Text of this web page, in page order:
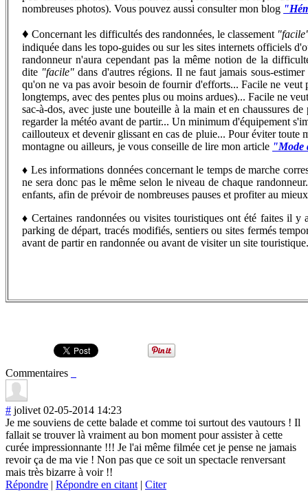
nombreuses photos). Vous pouvez aussi consulter mon blog
♦ Concernant les difficultés des randonnées, le classement
indiquée dans les topo-guides ou sur les sites internets officiels
randonneur n'aura cependant pas la même notion de la
dite "facile" dans d'autres régions. Il ne faut jamais sous-
qu'on ne va pas avoir besoin de fournir d'efforts... Facile ne
longtemps, avec des pentes plus ou moins ardues)... Facile ne
sac-à-dos, avec juste une bouteille à la main et en chaussures
regarder la météo avant de partir... Un minimum d'équipement
caillouteux et devenir glissant en cas de pluie... Pour éviter toute
montagne ou ailleurs, je vous conseille de lire mon article "Mode
♦ Les informations données concernant le temps de marche
ne sera donc pas le même selon le niveau de chaque
enfants, afin de prévoir de nombreuses pauses et profiter au
♦Certaines randonnées ou visites touristiques ont été faites il y
parking de départ, tracés modifiés, sentiers ou sites fermés
avant de partir en randonnée ou avant de visiter un site
Commentaires
# jolivet 02-05-2014 14:23
Je me souviens de cette balade et comme toi surtout des vautours ! Il
fallait se trouver là vraiment au bon moment pour assister à cette
curée impressionnante !!! Je l'ai même filmée cet je pense ne jamais
revoir ça de ma vie ! Non pas que ce soit un spectacle renversant
mais très bizarre à voir !!
Répondre | Répondre en citant | Citer